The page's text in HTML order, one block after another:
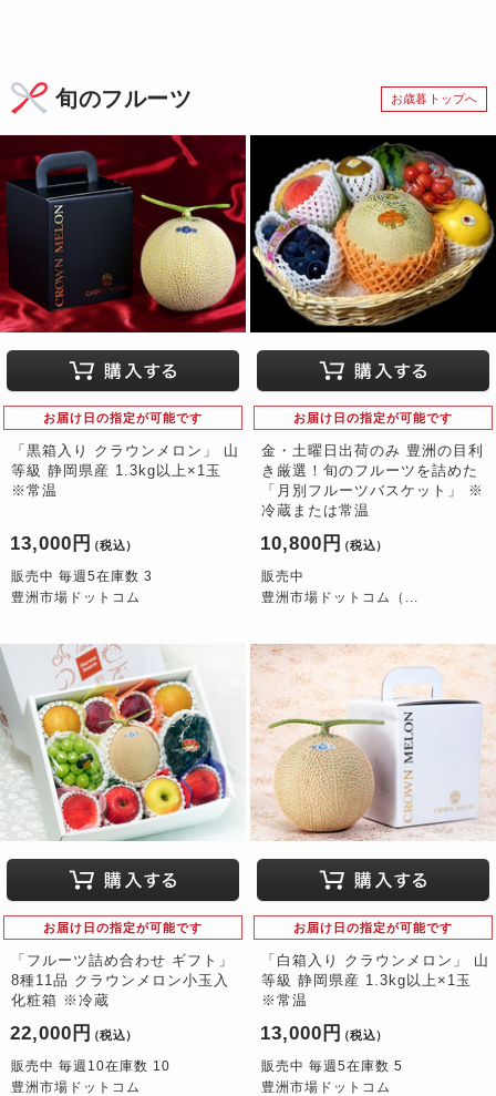
旬のフルーツ お歳暮トップへ
お届け日の指定が可能です
「黒箱入り クラウンメロン」 山
等級 静岡県産 1.3kg以上×1玉
※常温
13,000円 （税込）
販売中 毎週5在庫数 3
豊洲市場ドットコム
お届け日の指定が可能です
金・土曜日出荷のみ 豊洲の目利
き厳選！旬のフルーツを詰めた
「月別フルーツバスケット」 ※
冷蔵または常温
10,800円 （税込）
販売中
豊洲市場ドットコム（...
お届け日の指定が可能です
「フルーツ詰め合わせ ギフト」
8種11品 クラウンメロン小玉入
化粧箱 ※冷蔵
22,000円 （税込）
販売中 毎週10在庫数 10
豊洲市場ドットコム
お届け日の指定が可能です
「白箱入り クラウンメロン」 山
等級 静岡県産 1.3kg以上×1玉
※常温
13,000円 （税込）
販売中 毎週5在庫数 5
豊洲市場ドットコム